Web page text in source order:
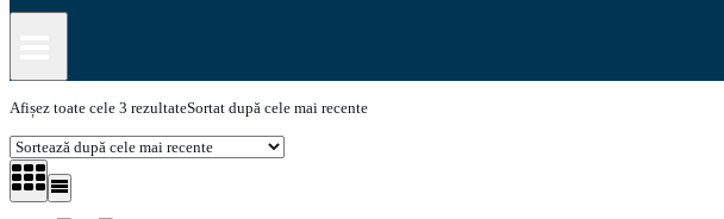
Afișez toate cele 3 rezultateSortat după cele mai recente